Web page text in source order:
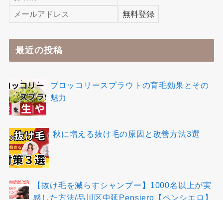
最近の投稿
ブロッコリースプラウトの育毛効果とその
魅力
秋に増える抜け毛の原因と改善方法3選
【抜け毛を減らすシャンプー】1000名以上が実
感した方法/品川区中延Pensiero【ペンシエロ】